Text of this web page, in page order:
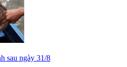
sau ngày 31/8